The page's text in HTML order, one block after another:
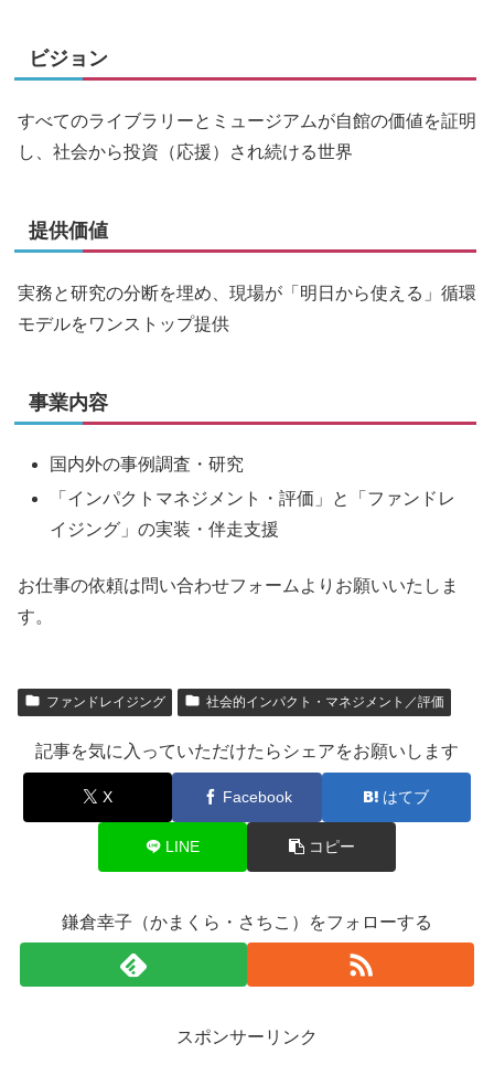
ビジョン
すべてのライブラリーとミュージアムが自館の価値を証明
し、社会から投資（応援）され続ける世界
提供価値
実務と研究の分断を埋め、現場が「明日から使える」循環
モデルをワンストップ提供
事業内容
国内外の事例調査・研究
「インパクトマネジメント・評価」と「ファンドレ
イジング」の実装・伴走支援
お仕事の依頼は問い合わせフォームよりお願いいたしま
す。
ファンドレイジング 社会的インパクト・マネジメント／評価
記事を気に入っていただけたらシェアをお願いします
X Facebook はてブ
LINE コピー
鎌倉幸子（かまくら・さちこ）をフォローする
スポンサーリンク